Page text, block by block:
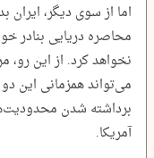
اما از سوی دیگر،
محاصره دریایی بنادر
نخواهد کرد. از این
می‌تواند همزمانی این
برداشته شدن
آمریکا.